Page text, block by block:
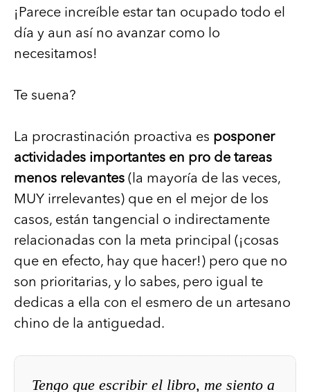
¡Parece increíble estar tan ocupado todo el
día y aun así no avanzar como lo
necesitamos!
Te suena?
La procrastinación proactiva es posponer
actividades importantes en pro de tareas
menos relevantes (la mayoría de las veces,
MUY irrelevantes) que en el mejor de los
casos, están tangencial o indirectamente
relacionadas con la meta principal (¡cosas
que en efecto, hay que hacer!) pero que no
son prioritarias, y lo sabes, pero igual te
dedicas a ella con el esmero de un artesano
chino de la antiguedad.
Tengo que escribir el libro, me siento a